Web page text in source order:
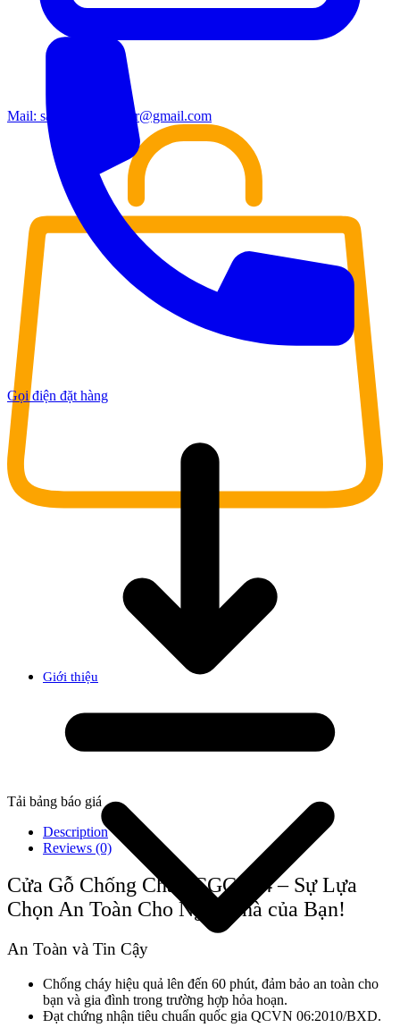
Mail: sales.moderndoor@gmail.com
Giới thiệu
Gọi điện đặt hàng
Tải bảng báo giá
Description
Reviews (0)
Cửa Gỗ Chống Cháy CGCC14 – Sự Lựa
Chọn An Toàn Cho Ngôi Nhà của Bạn!
An Toàn và Tin Cậy
Chống cháy hiệu quả lên đến 60 phút, đảm bảo an toàn cho
bạn và gia đình trong trường hợp hỏa hoạn.
Đạt chứng nhận tiêu chuẩn quốc gia QCVN 06:2010/BXD.